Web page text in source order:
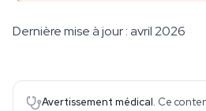
Dernière mise à jour : avril 2026
Avertissement médical. Ce